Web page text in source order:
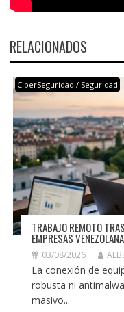
RELACIONADOS
CiberSeguridad / Seguridad
TRABAJO REMOTO
EMPRESAS
03/08/2026
La conexión de
robusta ni
masivo...